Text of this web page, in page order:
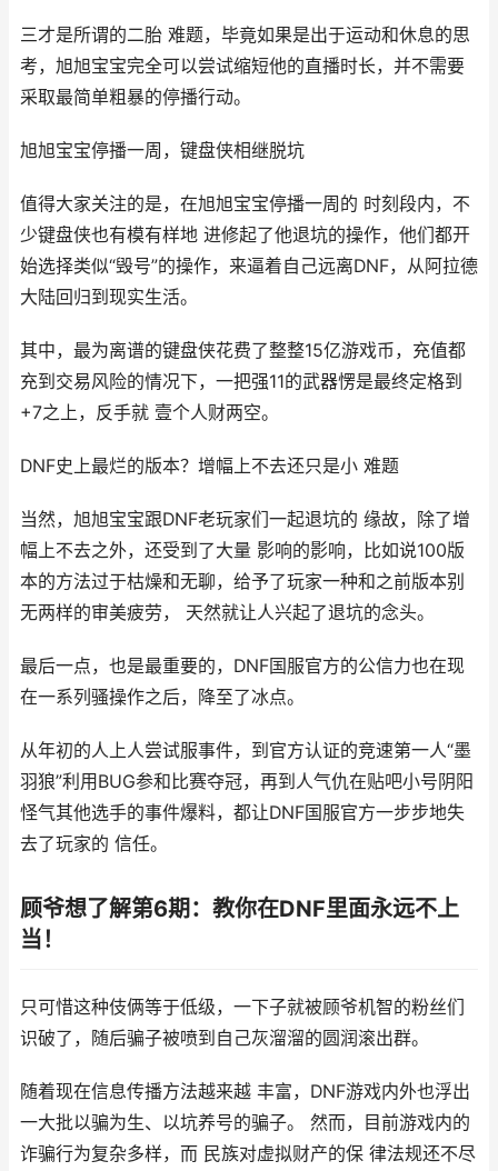
三才是所谓的二胎 难题，毕竟如果是出于运动和休息的思
考，旭旭宝宝完全可以尝试缩短他的直播时长，并不需要
采取最简单粗暴的停播行动。
旭旭宝宝停播一周，键盘侠相继脱坑
值得大家关注的是，在旭旭宝宝停播一周的 时刻段内，不
少键盘侠也有模有样地 进修起了他退坑的操作，他们都开
始选择类似“毁号”的操作，来逼着自己远离DNF，从阿拉德
大陆回归到现实生活。
其中，最为离谱的键盘侠花费了整整15亿游戏币，充值都
充到交易风险的情况下，一把强11的武器愣是最终定格到
+7之上，反手就 壹个人财两空。
DNF史上最烂的版本？增幅上不去还只是小 难题
当然，旭旭宝宝跟DNF老玩家们一起退坑的 缘故，除了增
幅上不去之外，还受到了大量 影响的影响，比如说100版
本的方法过于枯燥和无聊，给予了玩家一种和之前版本别
无两样的审美疲劳， 天然就让人兴起了退坑的念头。
最后一点，也是最重要的，DNF国服官方的公信力也在现
在一系列骚操作之后，降至了冰点。
从年初的人上人尝试服事件，到官方认证的竞速第一人“墨
羽狼”利用BUG参和比赛夺冠，再到人气仇在贴吧小号阴阳
怪气其他选手的事件爆料，都让DNF国服官方一步步地失
去了玩家的 信任。
顾爷想了解第6期：教你在DNF里面永远不上
当！
只可惜这种伎俩等于低级，一下子就被顾爷机智的粉丝们
识破了，随后骗子被喷到自己灰溜溜的圆润滚出群。
随着现在信息传播方法越来越 丰富，DNF游戏内外也浮出
一大批以骗为生、以坑养号的骗子。 然而，目前游戏内的
诈骗行为复杂多样，而 民族对虚拟财产的保 律法规还不尽